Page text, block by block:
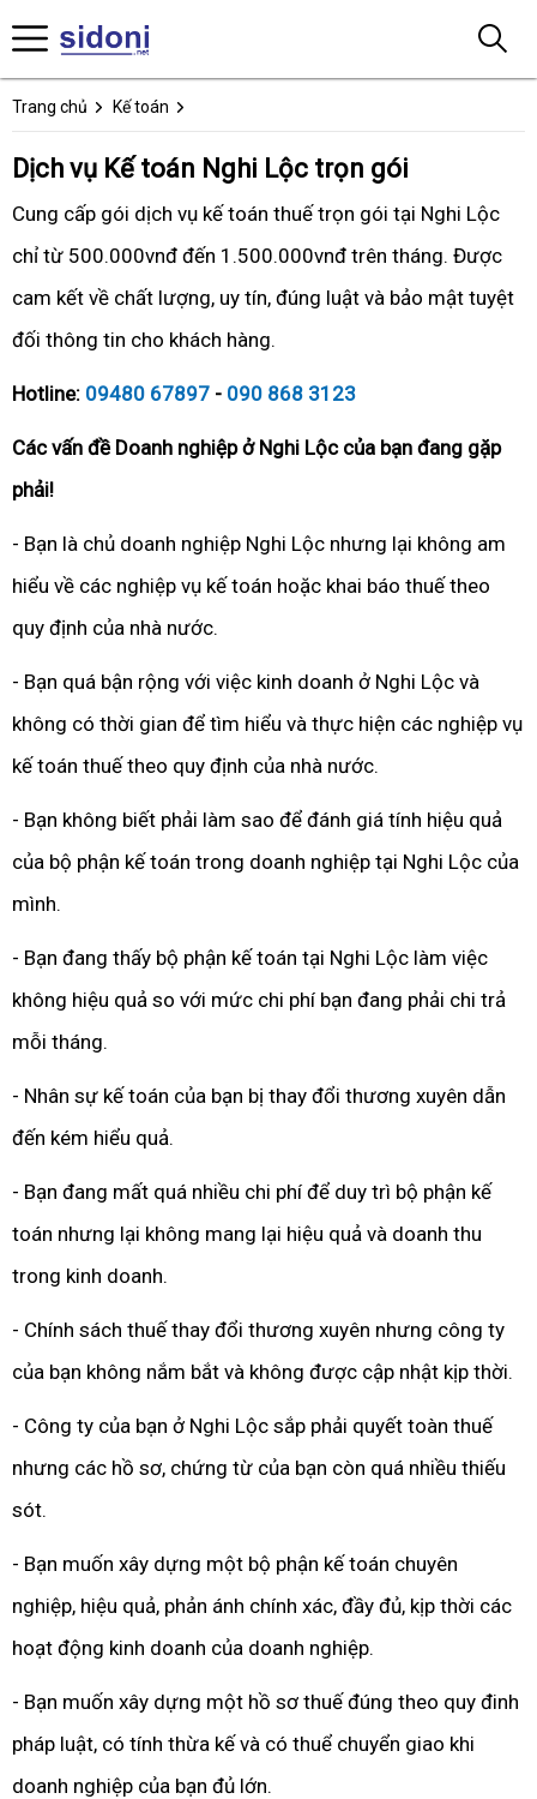
Trang chủ Kế toán
Dịch vụ Kế toán Nghi Lộc trọn gói
Cung cấp gói dịch vụ kế toán thuế trọn gói tại Nghi Lộc
chỉ từ 500.000vnđ đến 1.500.000vnđ trên tháng. Được
cam kết về chất lượng, uy tín, đúng luật và bảo mật tuyệt
đối thông tin cho khách hàng.
Hotline: 09480 67897 - 090 868 3123
Các vấn đề Doanh nghiệp ở Nghi Lộc của bạn đang gặp
phải!
- Bạn là chủ doanh nghiệp Nghi Lộc nhưng lại không am
hiểu về các nghiệp vụ kế toán hoặc khai báo thuế theo
quy định của nhà nước.
- Bạn quá bận rộng với việc kinh doanh ở Nghi Lộc và
không có thời gian để tìm hiểu và thực hiện các nghiệp vụ
kế toán thuế theo quy định của nhà nước.
- Bạn không biết phải làm sao để đánh giá tính hiệu quả
của bộ phận kế toán trong doanh nghiệp tại Nghi Lộc của
mình.
- Bạn đang thấy bộ phận kế toán tại Nghi Lộc làm việc
không hiệu quả so với mức chi phí bạn đang phải chi trả
mỗi tháng.
- Nhân sự kế toán của bạn bị thay đổi thương xuyên dẫn
đến kém hiểu quả.
- Bạn đang mất quá nhiều chi phí để duy trì bộ phận kế
toán nhưng lại không mang lại hiệu quả và doanh thu
trong kinh doanh.
- Chính sách thuế thay đổi thương xuyên nhưng công ty
của bạn không nắm bắt và không được cập nhật kịp thời.
- Công ty của bạn ở Nghi Lộc sắp phải quyết toàn thuế
nhưng các hồ sơ, chứng từ của bạn còn quá nhiều thiếu
sót.
- Bạn muốn xây dựng một bộ phận kế toán chuyên
nghiệp, hiệu quả, phản ánh chính xác, đầy đủ, kịp thời các
hoạt động kinh doanh của doanh nghiệp.
- Bạn muốn xây dựng một hồ sơ thuế đúng theo quy đinh
pháp luật, có tính thừa kế và có thuể chuyển giao khi
doanh nghiệp của bạn đủ lớn.